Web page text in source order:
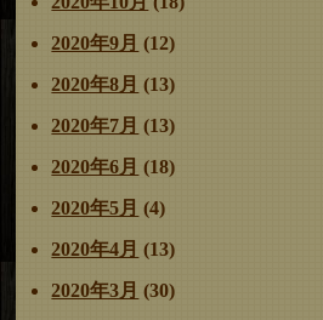
2020年9月 (12)
2020年8月 (13)
2020年7月 (13)
2020年6月 (18)
2020年5月 (4)
2020年4月 (13)
2020年3月 (30)